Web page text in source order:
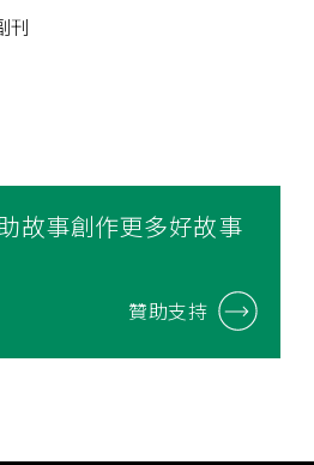
刊
故事創作更多好故事
贊助支持